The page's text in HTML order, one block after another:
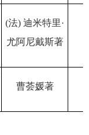
(法) 迪米特里·
尤阿尼戴斯著
曹荟媛著